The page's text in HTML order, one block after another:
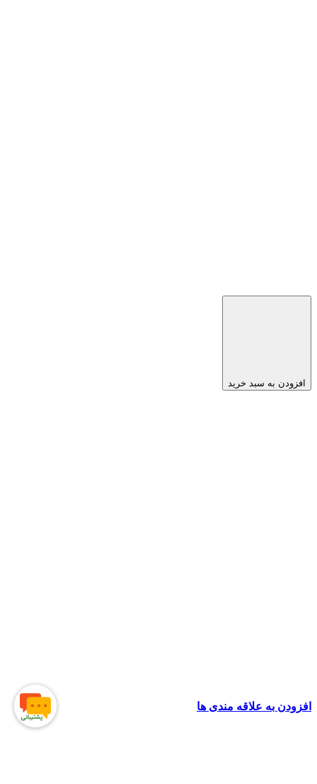
افزودن به سبد خرید
افزودن به علاقه مندی ها